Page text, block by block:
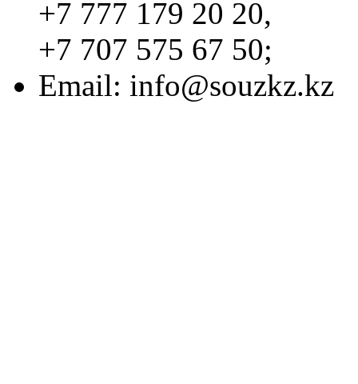
+7 777 179 20 20,
+7 707 575 67 50;
Email: info@souzkz.kz